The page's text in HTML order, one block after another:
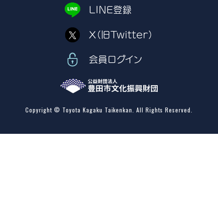
LINE登録
X（旧Twitter）
会員ログイン
Copyright © Toyota Kagaku Taikenkan. All Rights Reserved.